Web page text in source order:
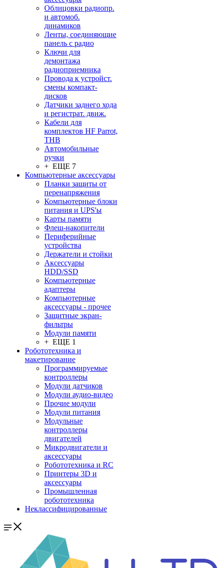
Облицовки радиопр.
и автомоб.
динамиков
Ленты, соединяющие
панель с радио
Ключи для
демонтажа
радиоприемника
Провода к устройст.
смены компакт-
дисков
Датчики заднего хода
и регистрат. движ.
Кабели для
комплектов HF Parrot,
THB
Автомобильные
ручки
+ ЕЩЕ 7
Компьютерные аксессуары
Планки защиты от
перенапряжения
Компьютерные блоки
питания и UPS'ы
Карты памяти
Флеш-накопители
Периферийные
устройства
Держатели и стойки
Аксессуары
HDD/SSD
Компьютерные
адаптеры
Компьютерные
аксессуары - прочее
Защитные экран-
фильтры
Модули памяти
+ ЕЩЕ 1
Робототехника и
макетирование
Программируемые
контроллеры
Модули датчиков
Модули аудио-видео
Прочие модули
Модули питания
Модульные
контроллеры
двигателей
Микродвигатели и
аксессуары
Робототехника и RC
Принтеры 3D и
аксессуары
Промышленная
робототехника
Неклассифицированные